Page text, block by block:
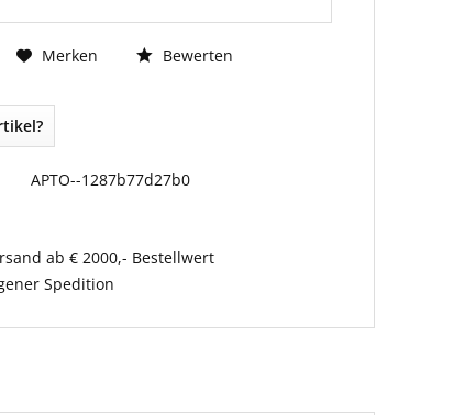
Merken Bewerten
APTO--1287b77d27b0
ab € 2000,- Bestellwert
Spedition